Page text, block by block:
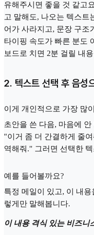
유해주시면 좋을 것 같고
고 말해도, 나오는 텍스트
어가 사라지고, 문장 구조
타이핑 속도가 빠른 분도
보드로 치면 2분 걸릴 내
2. 텍스트 선택 후 음성
이게 개인적으로 가장 많
초안을 쓴 다음, 마음에
"이거 좀 더 간결하게 줄
역해줘." 그러면 선택한
예를 들어볼까요?
특정 메일이 있고, 이 내용
렇게만 말해봅니다.
이 내용 격식 있는 비즈니